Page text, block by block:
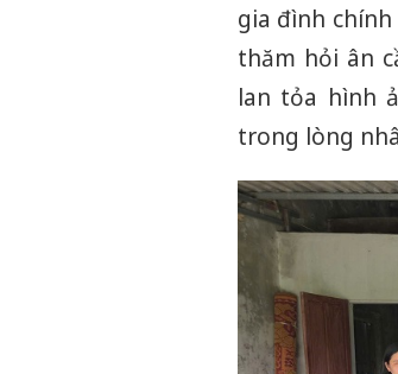
gia đình
thăm hỏi ân
lan tỏa hình
trong lòng